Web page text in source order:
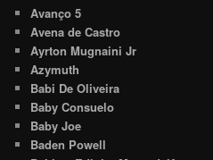
Avanço 5
Avena de Castro
Ayrton Mugnaini Jr
Azymuth
Babi De Oliveira
Baby Consuelo
Baby Joe
Baden Powell